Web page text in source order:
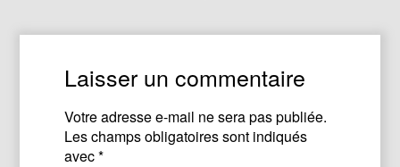
Laisser un commentaire
Votre adresse e-mail ne sera pas publiée.
Les champs obligatoires sont indiqués
avec*